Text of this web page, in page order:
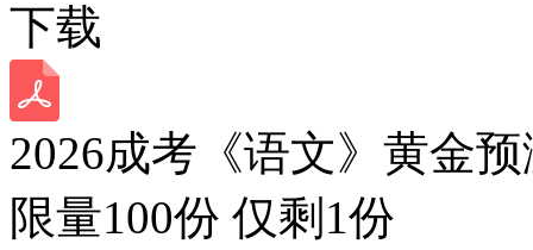
下载
2026成考《语文》黄金
限量100份 仅剩 1份